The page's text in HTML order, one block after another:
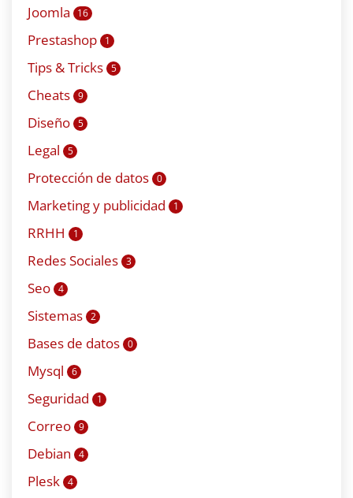
Joomla 16
Prestashop 1
Tips & Tricks 5
Cheats 9
Diseño 5
Legal 5
Protección de datos 0
Marketing y publicidad 1
RRHH 1
Redes Sociales 3
Seo 4
Sistemas 2
Bases de datos 0
Mysql 6
Seguridad 1
Correo 9
Debian 4
Plesk 4